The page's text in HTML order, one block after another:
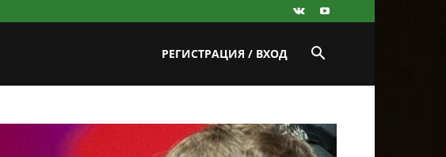
РЕГИСТРАЦИЯ / ВХОД